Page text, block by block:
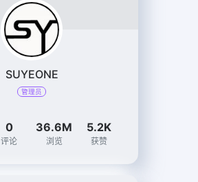
SUYEONE
管理员
0
评论
36.6M
浏览
5.2K
获赞